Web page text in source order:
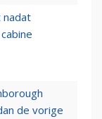
nadat
de vorige